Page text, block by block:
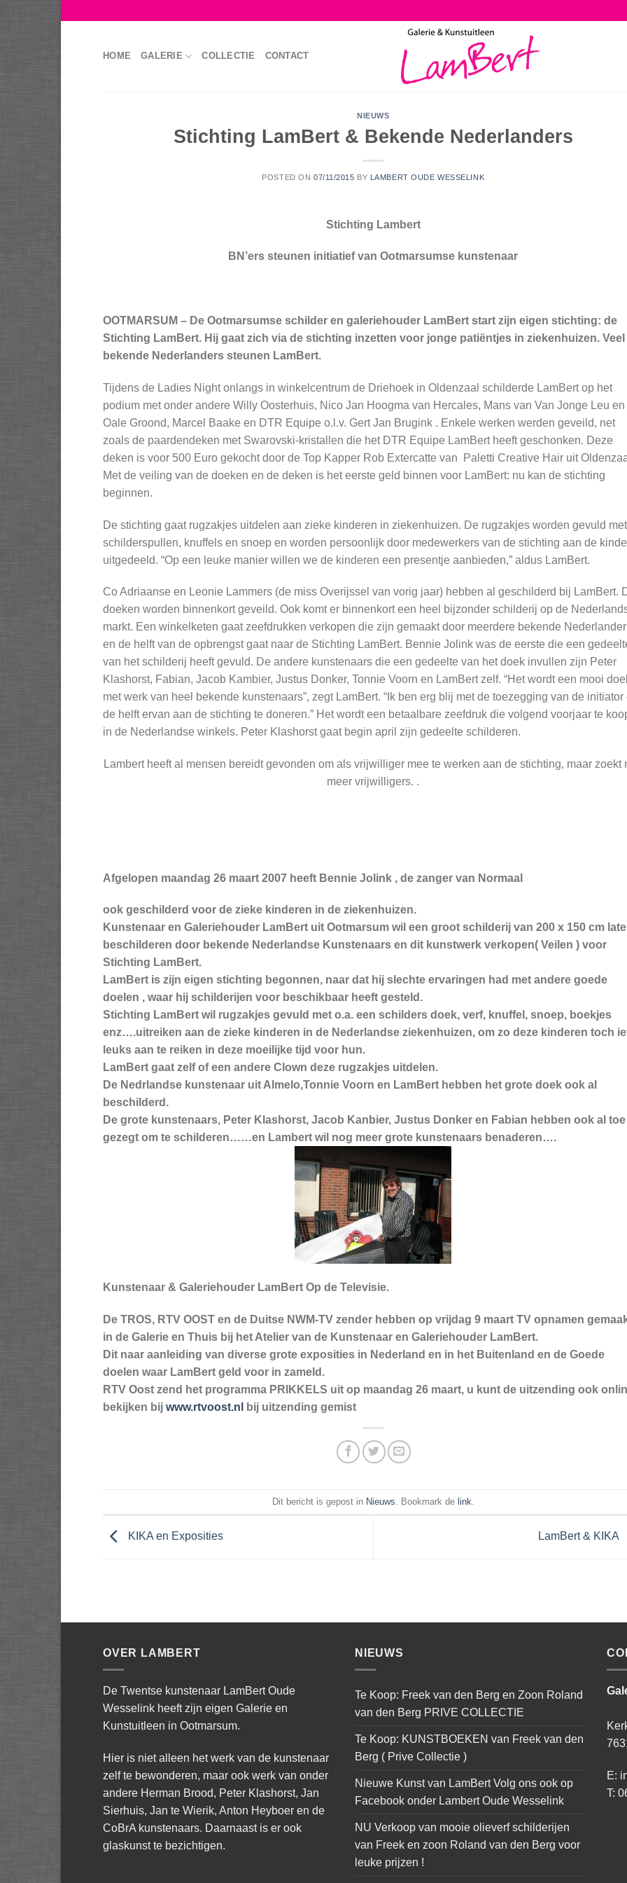
HOME GALERIE COLLECTIE CONTACT
NIEUWS
Stichting LamBert & Bekende Nederlanders
POSTED ON 07/11/2015 BY LAMBERT OUDE WESSELINK
Stichting Lambert
BN’ers steunen initiatief van Ootmarsumse kunstenaar
OOTMARSUM – De Ootmarsumse schilder en galeriehouder LamBert start zijn eigen stichting: de
Stichting LamBert. Hij gaat zich via de stichting inzetten voor jonge patiëntjes in ziekenhuizen. Veel
bekende Nederlanders steunen LamBert.
Tijdens de Ladies Night onlangs in winkelcentrum de Driehoek in Oldenzaal schilderde LamBert op het
podium met onder andere Willy Oosterhuis, Nico Jan Hoogma van Hercales, Mans van Van Jonge Leu en
Oale Groond, Marcel Baake en DTR Equipe o.l.v. Gert Jan Brugink . Enkele werken werden geveild, net
zoals de paardendeken met Swarovski-kristallen die het DTR Equipe LamBert heeft geschonken. Deze
deken is voor 500 Euro gekocht door de Top Kapper Rob Extercatte van Paletti Creative Hair uit
Met de veiling van de doeken en de deken is het eerste geld binnen voor LamBert: nu kan de stichting
beginnen.
De stichting gaat rugzakjes uitdelen aan zieke kinderen in ziekenhuizen. De rugzakjes worden gevuld met
schilderspullen, knuffels en snoep en worden persoonlijk door medewerkers van de stichting aan de
uitgedeeld. “Op een leuke manier willen we de kinderen een presentje aanbieden,” aldus LamBert.
Co Adriaanse en Leonie Lammers (de miss Overijssel van vorig jaar) hebben al geschilderd bij LamBert.
doeken worden binnenkort geveild. Ook komt er binnenkort een heel bijzonder schilderij op de
markt. Een winkelketen gaat zeefdrukken verkopen die zijn gemaakt door meerdere bekende
en de helft van de opbrengst gaat naar de Stichting LamBert. Bennie Jolink was de eerste die een
van het schilderij heeft gevuld. De andere kunstenaars die een gedeelte van het doek invullen zijn Peter
Klashorst, Fabian, Jacob Kambier, Justus Donker, Tonnie Voorn en LamBert zelf. “Het wordt een mooi
met werk van heel bekende kunstenaars”, zegt LamBert. “Ik ben erg blij met de toezegging van de initiator
de helft ervan aan de stichting te doneren.” Het wordt een betaalbare zeefdruk die volgend voorjaar te
in de Nederlandse winkels. Peter Klashorst gaat begin april zijn gedeelte schilderen.
Lambert heeft al mensen bereidt gevonden om als vrijwilliger mee te werken aan de stichting, maar zoekt
meer vrijwilligers. .
Afgelopen maandag 26 maart 2007 heeft Bennie Jolink , de zanger van Normaal
ook geschilderd voor de zieke kinderen in de ziekenhuizen.
Kunstenaar en Galeriehouder LamBert uit Ootmarsum wil een groot schilderij van 200 x 150 cm
beschilderen door bekende Nederlandse Kunstenaars en dit kunstwerk verkopen( Veilen ) voor
Stichting LamBert.
LamBert is zijn eigen stichting begonnen, naar dat hij slechte ervaringen had met andere goede
doelen , waar hij schilderijen voor beschikbaar heeft gesteld.
Stichting LamBert wil rugzakjes gevuld met o.a. een schilders doek, verf, knuffel, snoep, boekjes
enz….uitreiken aan de zieke kinderen in de Nederlandse ziekenhuizen, om zo deze kinderen toch
leuks aan te reiken in deze moeilijke tijd voor hun.
LamBert gaat zelf of een andere Clown deze rugzakjes uitdelen.
De Nedrlandse kunstenaar uit Almelo,Tonnie Voorn en LamBert hebben het grote doek ook al
beschilderd.
De grote kunstenaars, Peter Klashorst, Jacob Kanbier, Justus Donker en Fabian hebben ook al toe
gezegt om te schilderen……en Lambert wil nog meer grote kunstenaars benaderen….
Kunstenaar & Galeriehouder LamBert Op de Televisie.
De TROS, RTV OOST en de Duitse NWM-TV zender hebben op vrijdag 9 maart TV opnamen
in de Galerie en Thuis bij het Atelier van de Kunstenaar en Galeriehouder LamBert.
Dit naar aanleiding van diverse grote exposities in Nederland en in het Buitenland en de Goede
doelen waar LamBert geld voor in zameld.
RTV Oost zend het programma PRIKKELS uit op maandag 26 maart, u kunt de uitzending ook
bekijken bij www.rtvoost.nl bij uitzending gemist
Dit bericht is gepost in Nieuws . Bookmark de link
KIKA en Exposities LamBert & KIKA
OVER LAMBERT
De Twentse kunstenaar LamBert Oude
Wesselink heeft zijn eigen Galerie en
Kunstuitleen in Ootmarsum.
Hier is niet alleen het werk van de kunstenaar
zelf te bewonderen, maar ook werk van onder
andere Herman Brood, Peter Klashorst, Jan
Sierhuis, Jan te Wierik, Anton Heyboer en de
CoBrA kunstenaars. Daarnaast is er ook
glaskunst te bezichtigen.
NIEUWS
Te Koop: Freek van den Berg en Zoon Roland
van den Berg PRIVE COLLECTIE
Te Koop: KUNSTBOEKEN van Freek van den
Berg ( Prive Collectie )
Nieuwe Kunst van LamBert Volg ons ook op
Facebook onder Lambert Oude Wesselink
NU Verkoop van mooie olieverf schilderijen
van Freek en zoon Roland van den Berg voor
leuke prijzen !
E:
T: